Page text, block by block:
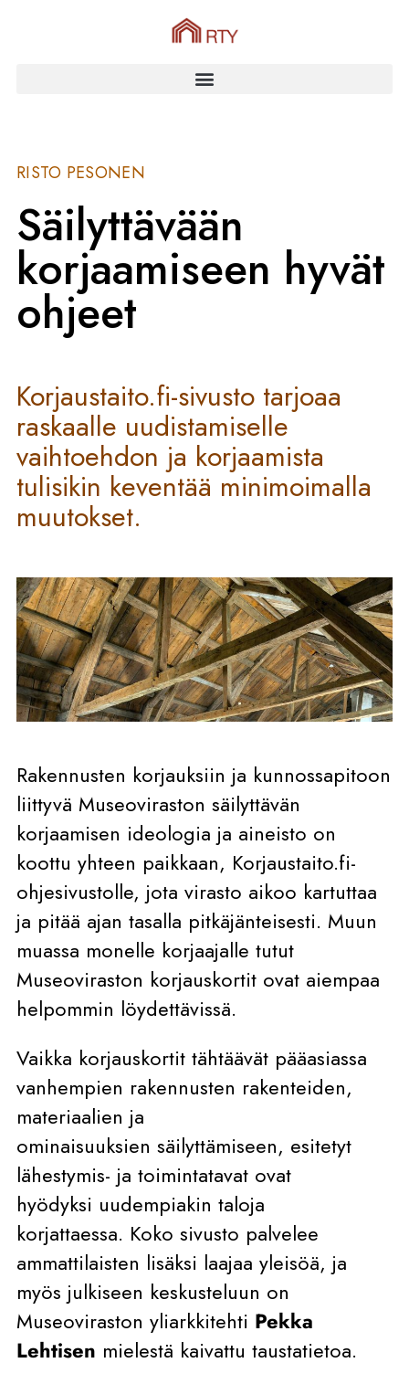
RISTO PESONEN
Säilyttävään
korjaamiseen hyvät
ohjeet
Korjaustaito.fi-sivusto tarjoaa
raskaalle uudistamiselle
vaihtoehdon ja korjaamista
tulisikin keventää minimoimalla
muutokset.
Rakennusten korjauksiin ja kunnossapitoon
liittyvä Museoviraston säilyttävän
korjaamisen ideologia ja aineisto on
koottu yhteen paikkaan, Korjaustaito.fi-
ohjesivustolle, jota virasto aikoo kartuttaa
ja pitää ajan tasalla pitkäjänteisesti. Muun
muassa monelle korjaajalle tutut
Museoviraston korjauskortit ovat aiempaa
helpommin löydettävissä.
Vaikka korjauskortit tähtäävät pääasiassa
vanhempien rakennusten rakenteiden,
materiaalien ja
ominaisuuksien säilyttämiseen, esitetyt
lähestymis- ja toimintatavat ovat
hyödyksi uudempiakin taloja
korjattaessa. Koko sivusto palvelee
ammattilaisten lisäksi laajaa yleisöä, ja
myös julkiseen keskusteluun on
Museoviraston yliarkkitehti Pekka
Lehtisen mielestä kaivattu taustatietoa.